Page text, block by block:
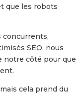
que les robots
concurrents,
SEO, nous
notre côté pour que
cela prend du